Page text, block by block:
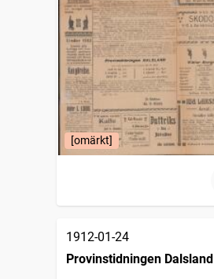
[omärkt]
1912-01-24
Provinstidningen Dalsland